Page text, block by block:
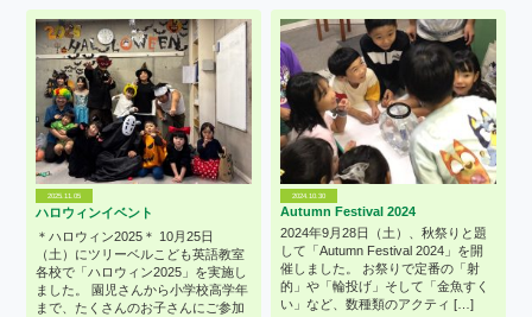
2025.11.05
ハロウィンイベント
＊ハロウィン2025＊ 10月25日
（土）にツリーベルこども英語教室
各校で「ハロウィン2025」を実施し
ました。 園児さんから小学校高学年
まで、たくさんのお子さんにご参加
2024.10.30
Autumn Festival 2024
2024年9月28日（土）、秋祭りと題
して「Autumn Festival 2024」を開
催しました。 お祭りで定番の「射
的」や「輪投げ」そして「金魚すく
い」など、数種類のアクティ […]